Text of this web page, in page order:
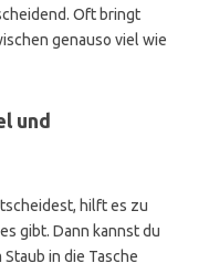
Oft bringt
genauso viel wie
und
hilft es zu
gibt. Dann kannst du
in die Tasche